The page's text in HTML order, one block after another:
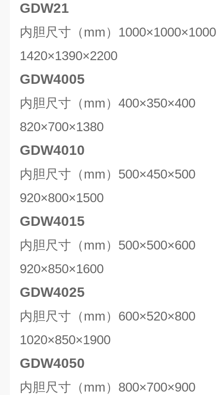
GDW21
内胆尺寸（mm）
1420×1390×2200
GDW4005
内胆尺寸（mm）400×350×400
820×700×1380
GDW4010
内胆尺寸（mm）500×450×500
920×800×1500
GDW4015
内胆尺寸（mm）500×500×600
920×850×1600
GDW4025
内胆尺寸（mm）600×520×800
1020×850×1900
GDW4050
内胆尺寸（mm）800×700×900